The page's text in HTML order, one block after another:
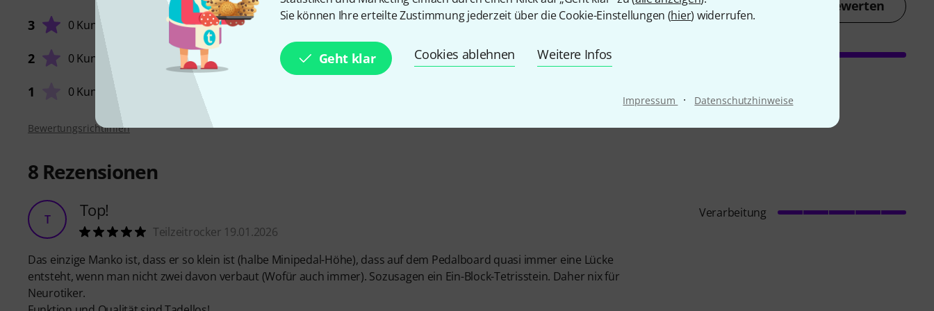
Sie können Ihre erteilte Zustimmung jederzeit über die Cookie-Einstellungen (hier) widerrufen.
Geht klar Cookies ablehnen Weitere Infos
Impressum · Datenschutzhinweise
3 0 Kunden
2 0 Kunden
1 0 Kunden
Jetzt bewerten
VERARBEITUNG
Bewertungsrichtlinien
8 Rezensionen
T Top!
Teilzeitrocker 19.01.2026
Das einzige Manko ist, dass er so klein ist (halbe Minipedal-Höhe), dass auf dem Pedalboard quasi immer eine Lücke
entsteht, wenn man nicht zwei davon verbaut (Wofür auch immer). Sozusagen ein Ein-Block-Tetrisstein. Daher nix für
Neurotiker.
Verarbeitung